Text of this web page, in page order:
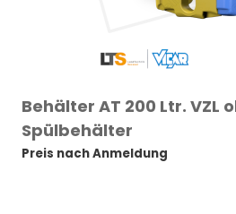
Behälter AT 200 Ltr. VZL
Spülbehälter
Preis nach Anmeldung